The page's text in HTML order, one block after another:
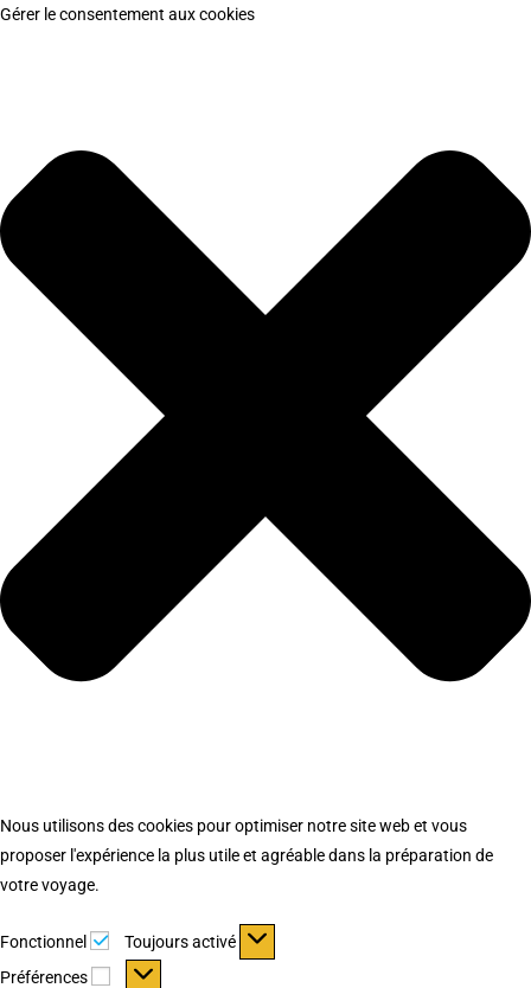
Gérer le consentement aux cookies
Nous utilisons des cookies pour optimiser notre site web et vous
proposer l'expérience la plus utile et agréable dans la préparation de
votre voyage.
Fonctionnel Fonctionnel
Toujours activé
Préférences
Préférences